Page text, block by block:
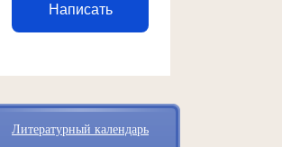
Написать
Литературный календарь